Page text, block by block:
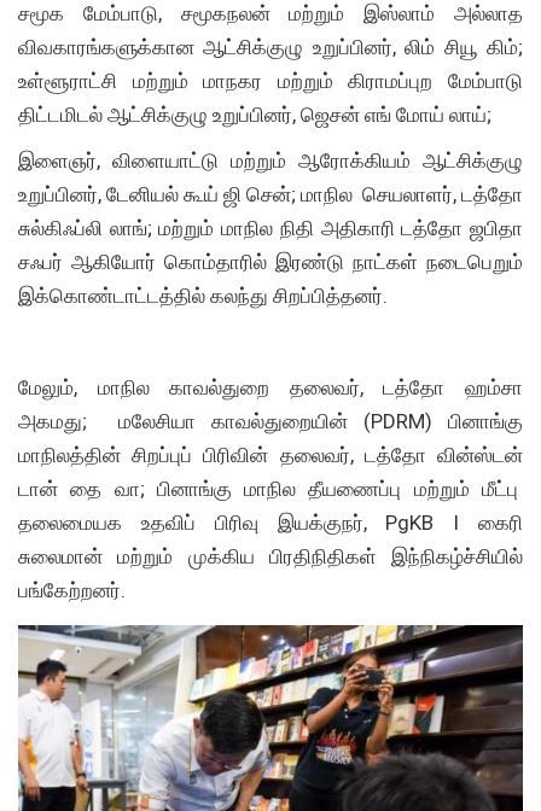
சமூக மேம்பாடு, சமூகநலன் மற்றும் இஸ்லாம் அல்லாத
விவகாரங்களுக்கான ஆட்சிக்குழு உறுப்பினர், லிம் சியூ கிம்;
உள்ளூராட்சி மற்றும் மாநகர மற்றும் கிராமப்புற மேம்பாடு
திட்டமிடல் ஆட்சிக்குழு உறுப்பினர், ஜெசன் எங் மோய் லாய்;
இளைஞர், விளையாட்டு மற்றும் ஆரோக்கியம் ஆட்சிக்குழு
உறுப்பினர், டேனியல் கூய் ஜி சென்; மாநில செயலாளர், டத்தோ
சுல்கிஃப்லி லாங்; மற்றும் மாநில நிதி அதிகாரி டத்தோ ஜபிதா
சஃபர் ஆகியோர் கொம்தாரில் இரண்டு நாட்கள் நடைபெறும்
இக்கொண்டாட்டத்தில் கலந்து சிறப்பித்தனர்.
மேலும், மாநில காவல்துறை தலைவர், டத்தோ ஹம்சா
அகமது; மலேசியா காவல்துறையின் (PDRM) பினாங்கு
மாநிலத்தின் சிறப்புப் பிரிவின் தலைவர், டத்தோ வின்ஸ்டன்
டான் தை வா; பினாங்கு மாநில தீயணைப்பு மற்றும் மீட்பு
தலைமையக உதவிப் பிரிவு இயக்குநர், PgKB I கைரி
சுலைமான் மற்றும் முக்கிய பிரதிநிதிகள் இந்நிகழ்ச்சியில்
பங்கேற்றனர்.